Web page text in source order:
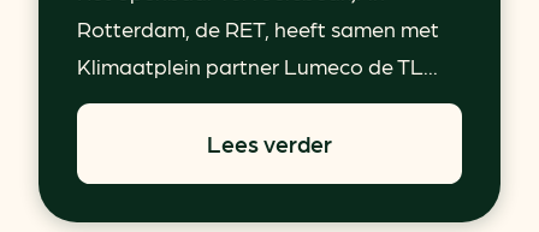
Rotterdam, de RET, heeft samen met
Klimaatplein partner Lumeco de TL...
Lees verder